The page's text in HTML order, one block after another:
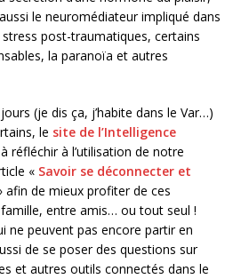
le neuromédiateur impliqué dans
stress post-traumatiques, certains
la paranoïa et autres
(je dis ça, j’habite dans le Var…)
le site de l’Intelligence
réfléchir à l’utilisation de notre
« Savoir se déconnecter et
afin de mieux profiter de ces
entre amis… ou tout seul !
ne peuvent pas encore partir en
de se poser des questions sur
et autres outils connectés dans le